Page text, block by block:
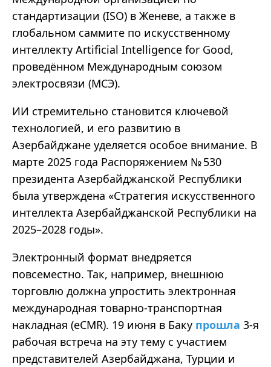
стандартизации (ISO) в Женеве, а также в
глобальном саммите по искусственному
интеллекту Artificial Intelligence for Good,
проведённом Международным союзом
электросвязи (МСЭ).
ИИ стремительно становится ключевой
технологией, и его развитию в
Азербайджане уделяется особое внимание. В
марте 2025 года Распоряжением № 530
президента Азербайджанской Республики
была утверждена «Стратегия искусственного
интеллекта Азербайджанской Республики на
2025–2028 годы».
Электронный формат внедряется
повсеместно. Так, например, внешнюю
торговлю должна упростить электронная
международная товарно-транспортная
накладная (eCMR). 19 июня в Баку прошла 3-я
рабочая встреча на эту тему с участием
представителей Азербайджана, Турции и